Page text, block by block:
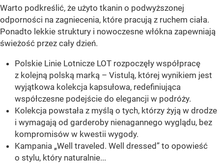
Warto podkreślić, że użyto tkanin o podwyższonej
odporności na zagniecenia, które pracują z ruchem ciała.
Ponadto lekkie struktury i nowoczesne włókna zapewniają
świeżość przez cały dzień.
Polskie Linie Lotnicze LOT rozpoczęły współpracę
z kolejną polską marką – Vistulą, której wynikiem jest
wyjątkowa kolekcja kapsułowa, redefiniująca
współczesne podejście do elegancji w podróży.
Kolekcja powstała z myślą o tych, którzy żyją w drodze
i wymagają od garderoby nienagannego wyglądu, bez
kompromisów w kwestii wygody.
Kampania „Well traveled. Well dressed” to opowieść
o stylu, który naturalnie...